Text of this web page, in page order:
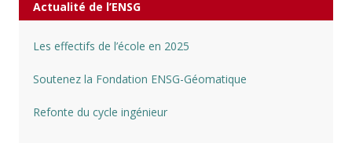
Actualité de l’ENSG
Les effectifs de l’école en 2025
Soutenez la Fondation ENSG-Géomatique
Refonte du cycle ingénieur